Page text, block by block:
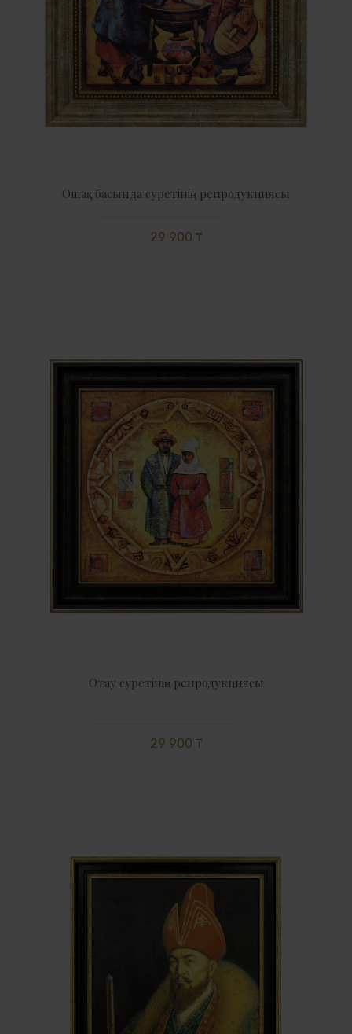
Ошақ басында суретінің репродукциясы
29 900 ₸
Отау суретінің репродукциясы
29 900 ₸